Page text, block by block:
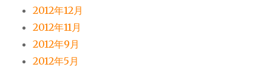
2012年12月
2012年11月
2012年9月
2012年5月